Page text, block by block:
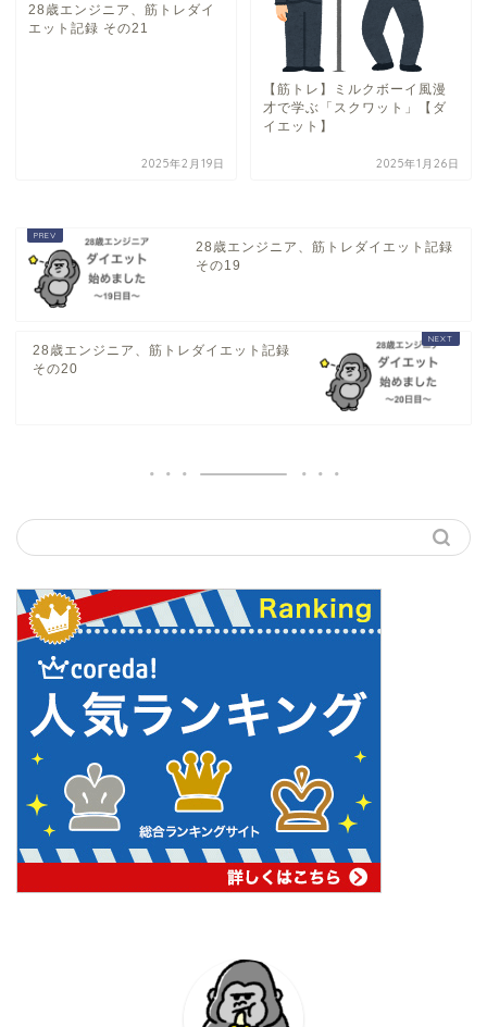
28歳エンジニア、筋トレダイ
エット記録 その21
2025年2月19日
【筋トレ】ミルクボーイ風漫
才で学ぶ「スクワット」【ダ
イエット】
2025年1月26日
28歳エンジニア、筋トレダイエット記録
その19
28歳エンジニア、筋トレダイエット記録
その20